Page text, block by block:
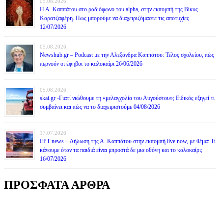
05.08.2026
Η Α. Καππάτου στο ραδιόφωνο του alpha, στην εκπομπή της Βίκυς
Καρατζαφέρη. Πως μπορούμε να διαχειριζόμαστε τις αποτυχίες
12/07/2026
05.08.2026
Newshub.gr – Podcast με την Αλεξάνδρα Καππάτου: Τέλος σχολείου, πώς
περνούν οι έφηβοι το καλοκαίρι 26/06/2026
05.08.2026
skai.gr -Γιατί νιώθουμε τη «μελαγχολία του Αυγούστου»; Ειδικός εξηγεί τι
συμβαίνει και πώς να το διαχειριστούμε 04/08/2026
17.07.2026
ΕΡΤ news – Δήλωση της Α. Καππάτου στην εκπομπή live now, με θέμα: Τι
κάνουμε όταν τα παιδιά είναι μπροστά δε μια οθόνη και το καλοκαίρι;
16/07/2026
ΠΡΟΣΦΑΤΑ ΑΡΘΡΑ